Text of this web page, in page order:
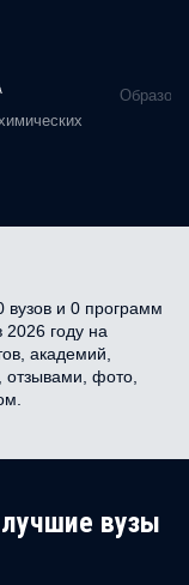
вузов и 0 программ
2026 году на
академий,
отзывами, фото,
вузы